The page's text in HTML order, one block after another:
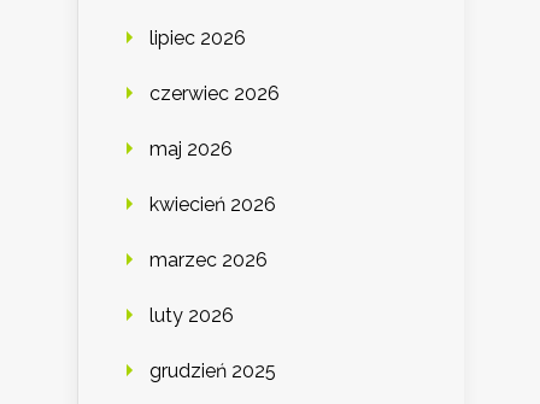
lipiec 2026
czerwiec 2026
maj 2026
kwiecień 2026
marzec 2026
luty 2026
grudzień 2025